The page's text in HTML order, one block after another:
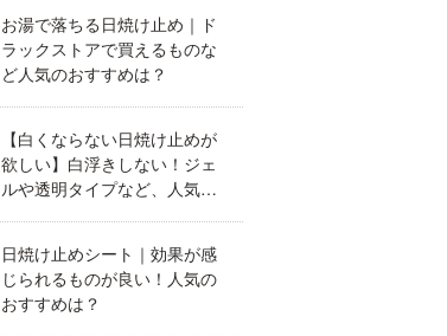
お湯で落ちる日焼け止め｜ド
ラックストアで買えるものな
ど人気のおすすめは？
【白くならない日焼け止めが
欲しい】白浮きしない！ジェ
ルや透明タイプなど、人気の
日焼け止めシート｜効果が感
じられるものが良い！人気の
おすすめは？